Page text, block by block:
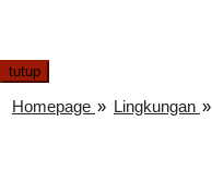
tutup
Homepage » Lingkungan »